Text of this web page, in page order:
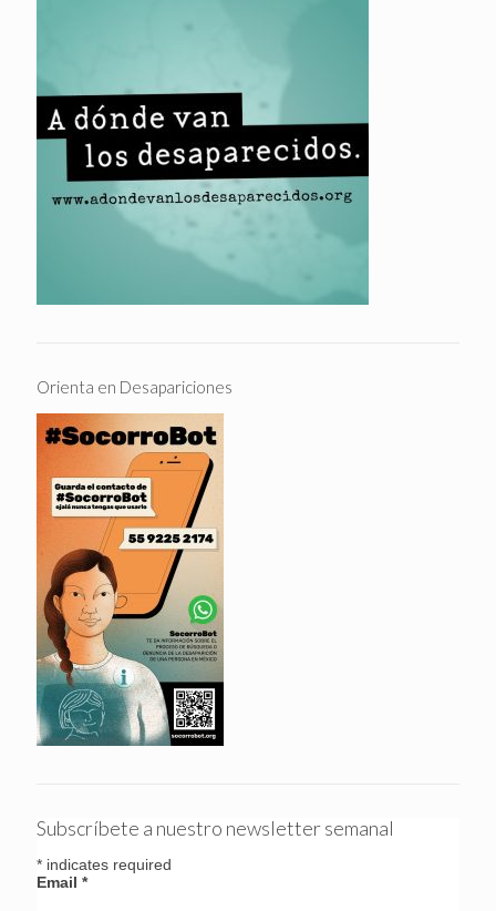
Orienta en Desapariciones
Subscríbete a nuestro newsletter semanal
* indicates required
Email *